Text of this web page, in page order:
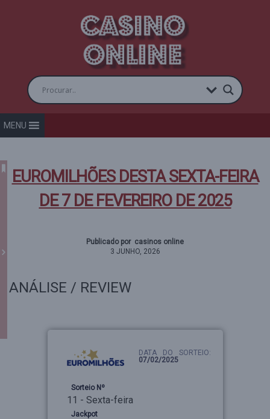
MENU
EUROMILHÕES DESTA SEXTA-FEIRA
DE 7 DE FEVEREIRO DE 2025
Publicado por casinos online
3 JUNHO, 2026
ANÁLISE / REVIEW
DATA DO SORTEIO:
07/02/2025
Sorteio Nº
11 - Sexta-feira
Jackpot